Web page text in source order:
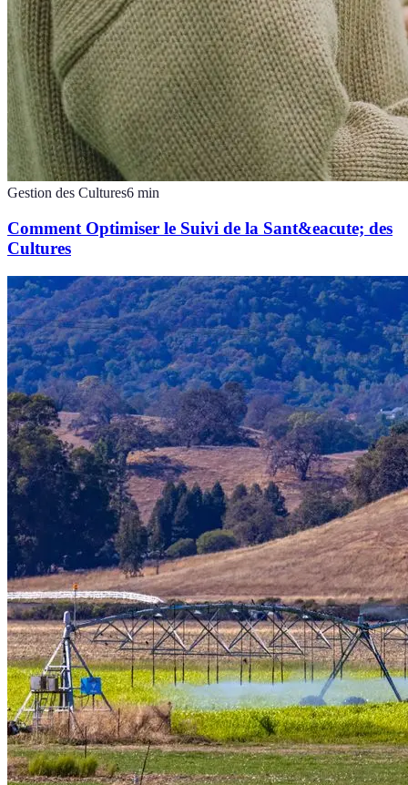
Gestion des Cultures6 min
Comment Optimiser le Suivi de la Sant&eacute; des
Cultures